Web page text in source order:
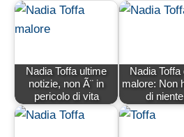
Nadia Toffa ultime
notizie, non Ã¨ in
pericolo di vita
Nadia Toffa
malore: Non
di